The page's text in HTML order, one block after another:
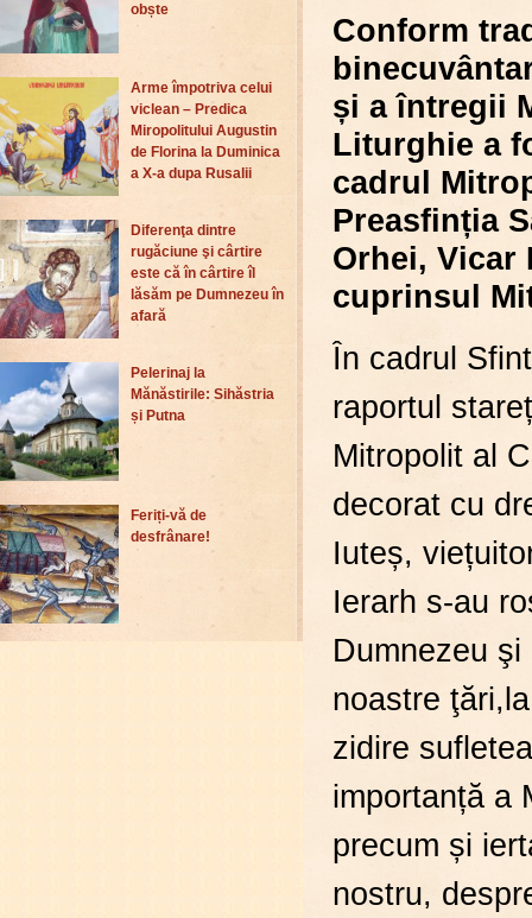
obște
Arme împotriva celui
viclean – Predica
Miropolitului Augustin
de Florina la Duminica
a X-a dupa Rusalii
Diferenţa dintre
rugăciune şi cârtire
este că în cârtire îl
lăsăm pe Dumnezeu în
afară
Pelerinaj la
Mănăstirile: Sihăstria
și Putna
Feriți-vă de
desfrânare!
Conform
și a întregii
Liturghie a
cadrul
Preasfinția
Orhei,
cuprinsul
În cadrul
raportul
Mitropolit al
decorat cu
Iuteș,
Ierarh s-au
Dumnezeu
noastre
zidire
importanță a
precum și
nostru,